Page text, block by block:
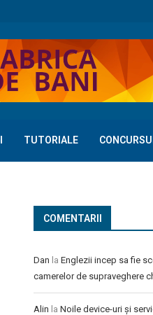
TUTORIALE
COMENTARII
Dan la Englezii incep sa fie
camerelor de supraveghere
Alin la Noile device-uri și